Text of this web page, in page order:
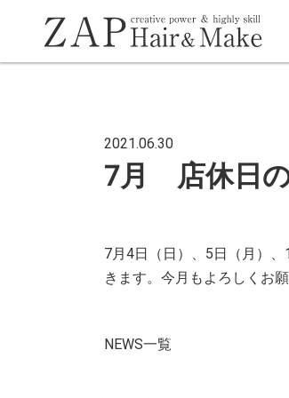
2021.06.30
7月 店休日
7月4日（日）、5日（月）
きます。今月もよろしくお
NEWS一覧